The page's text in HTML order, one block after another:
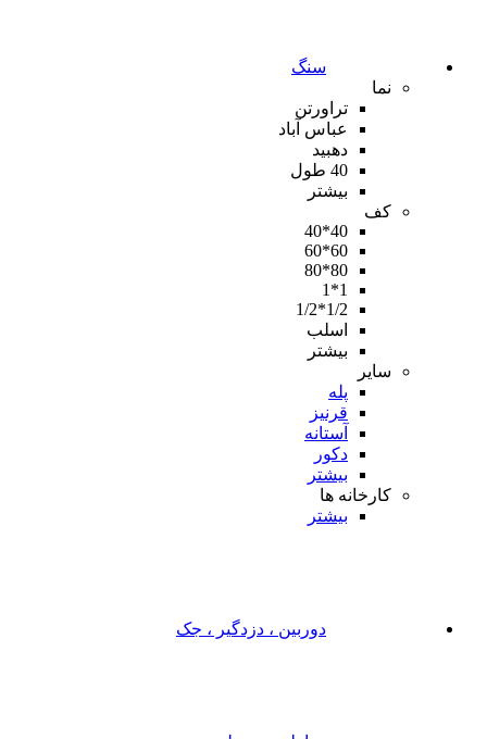
سنگ
نما
تراورتن
عباس آباد
دهبید
40 طول
بیشتر
کف
40*40
60*60
80*80
1*1
1/2*1/2
اسلب
بیشتر
سایر
پله
قرنیز
آستانه
دکور
بیشتر
کارخانه ها
بیشتر
دوربین ، دزدگیر ، جک